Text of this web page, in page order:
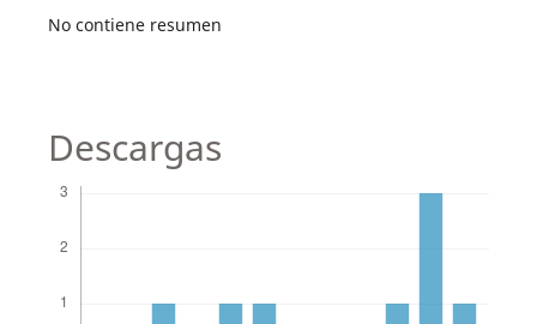
No contiene resumen
Descargas